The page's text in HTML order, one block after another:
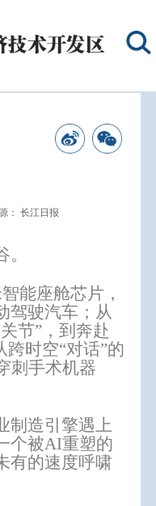
： 长江日报
能座舱芯片，
驾驶汽车；从
节”，到奔赴
跨时空“对话”的
刺手术机器
制造引擎遇上
个被AI重塑的
有的速度呼啸